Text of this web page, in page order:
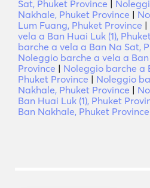
Sat, Phuket Province |
Nakhale, Phuket Province |
Lum Fuang, Phuket Province |
vela a Ban Huai Luk (1),
barche a vela a Ban Na Sat,
Noleggio barche a vela a
Province | Noleggio barche a
Phuket Province | Noleggio
Nakhale, Phuket Province |
Ban Huai Luk (1), Phuket
Ban Nakhale, Phuket Province